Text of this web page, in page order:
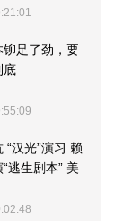
足了劲，要
底
“汉光”演习 赖
逃生剧本” 美